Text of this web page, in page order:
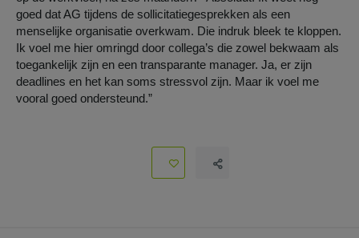
goed dat AG tijdens de sollicitatiegesprekken als een
menselijke organisatie overkwam. Die indruk bleek te kloppen.
Ik voel me hier omringd door collega’s die zowel bekwaam als
toegankelijk zijn en een transparante manager. Ja, er zijn
deadlines en het kan soms stressvol zijn. Maar ik voel me
vooral goed ondersteund.”